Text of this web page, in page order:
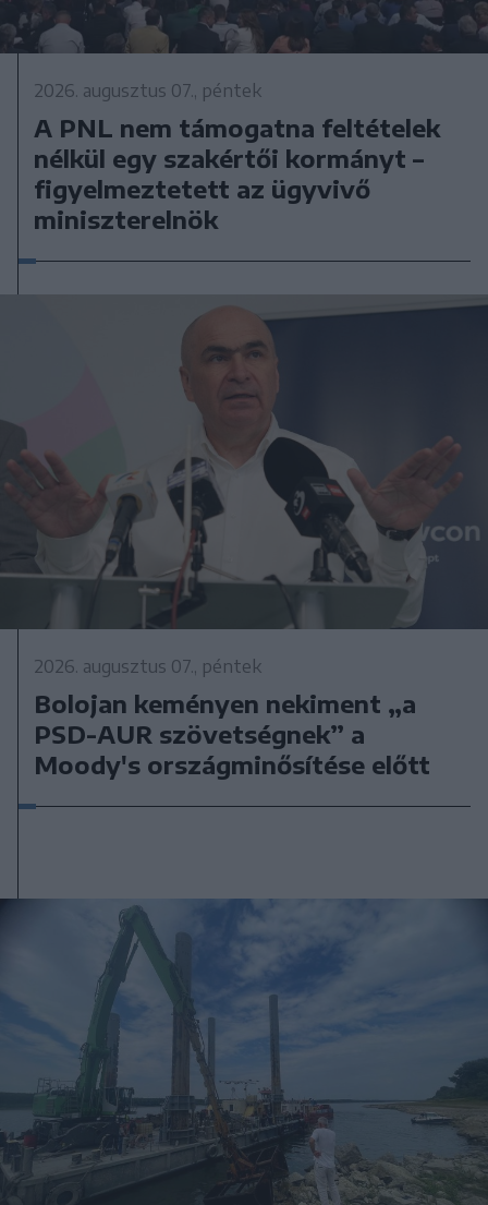
2026. augusztus 07., péntek
A PNL nem támogatna feltételek
nélkül egy szakértői kormányt –
figyelmeztetett az ügyvivő
miniszterelnök
2026. augusztus 07., péntek
Bolojan keményen nekiment „a
PSD-AUR szövetségnek” a
Moody's országminősítése előtt